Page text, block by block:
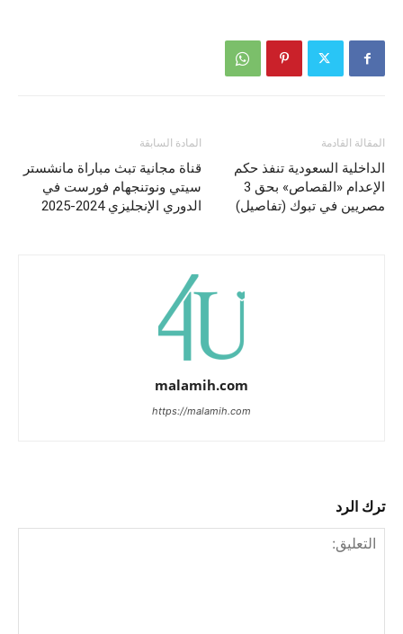
المادة السابقة
قناة مجانية تبث مباراة مانشستر
سيتي ونوتنجهام فورست في
الدوري الإنجليزي 2024-2025
المقالة القادمة
الداخلية السعودية تنفذ حكم
الإعدام «القصاص» بحق 3
مصريين في تبوك (تفاصيل)
malamih.com
https://malamih.com
ترك الرد